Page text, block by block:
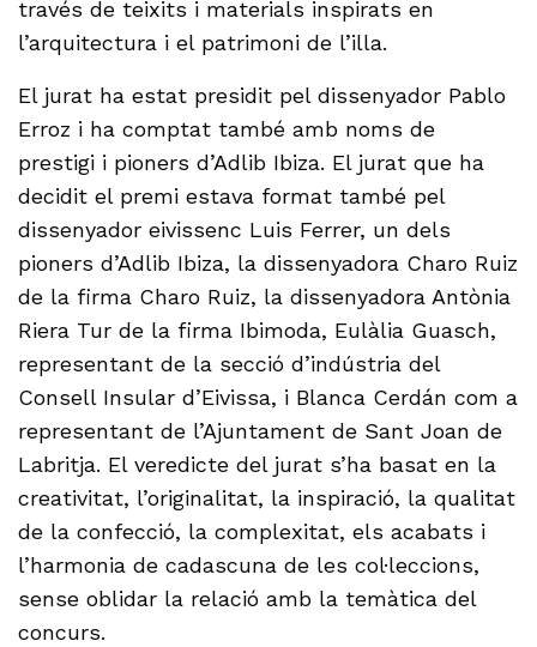
través de teixits i materials inspirats en
l’arquitectura i el patrimoni de l’illa.
El jurat ha estat presidit pel dissenyador Pablo
Erroz i ha comptat també amb noms de
prestigi i pioners d’Adlib Ibiza. El jurat que ha
decidit el premi estava format també pel
dissenyador eivissenc Luis Ferrer, un dels
pioners d’Adlib Ibiza, la dissenyadora Charo Ruiz
de la firma Charo Ruiz, la dissenyadora Antònia
Riera Tur de la firma Ibimoda, Eulàlia Guasch,
representant de la secció d’indústria del
Consell Insular d’Eivissa, i Blanca Cerdán com a
representant de l’Ajuntament de Sant Joan de
Labritja. El veredicte del jurat s’ha basat en la
creativitat, l’originalitat, la inspiració, la qualitat
de la confecció, la complexitat, els acabats i
l’harmonia de cadascuna de les col·leccions,
sense oblidar la relació amb la temàtica del
concurs.